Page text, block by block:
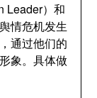
Leader）和
情危机发生
通过他们的
象。具体做